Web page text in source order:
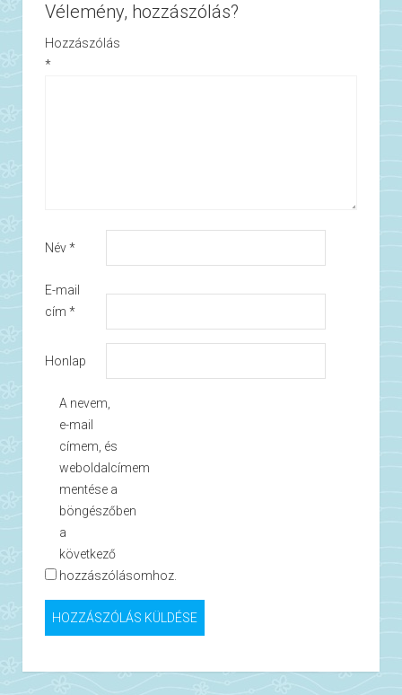
Vélemény, hozzászólás?
Hozzászólás
*
Név*
E-mail
cím *
Honlap
A nevem,
e-mail
címem, és
weboldalcímem
mentése a
böngészőben
a
következő
hozzászólásomhoz.